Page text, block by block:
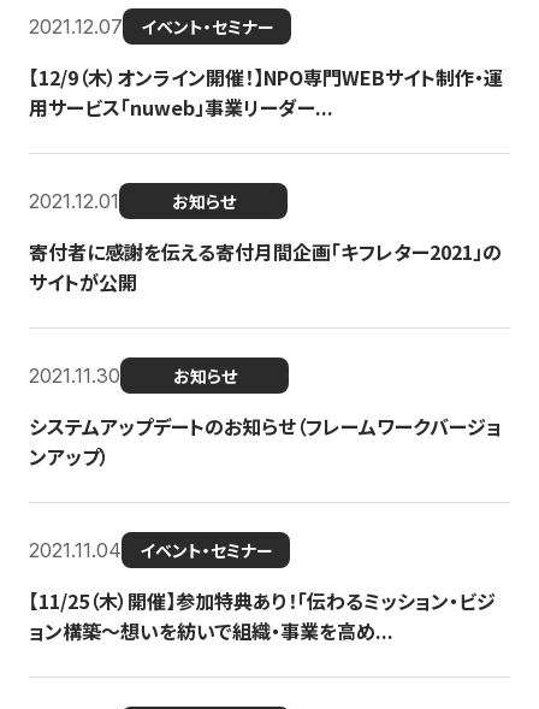
2021.12.07 イベント・セミナー
【12/9（木）オンライン開催！】NPO専門WEBサイト制作・運
用サービス「nuweb」事業リーダー...
2021.12.01 お知らせ
寄付者に感謝を伝える寄付月間企画「キフレター2021」の
サイトが公開
2021.11.30 お知らせ
システムアップデートのお知らせ（フレームワークバージョ
ンアップ）
2021.11.04 イベント・セミナー
【11/25（木）開催】参加特典あり！「伝わるミッション・ビジ
ョン構築〜想いを紡いで組織・事業を高め...